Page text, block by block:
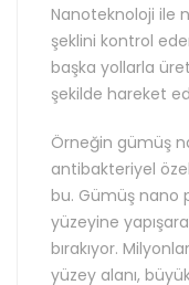
Nanoteknoloji ile
şeklini kontrol
başka yollarla
şekilde hareket
Örneğin gümüş
antibakteriyel
bu. Gümüş nano
yüzeyine
bırakıyor.
yüzey alanı,